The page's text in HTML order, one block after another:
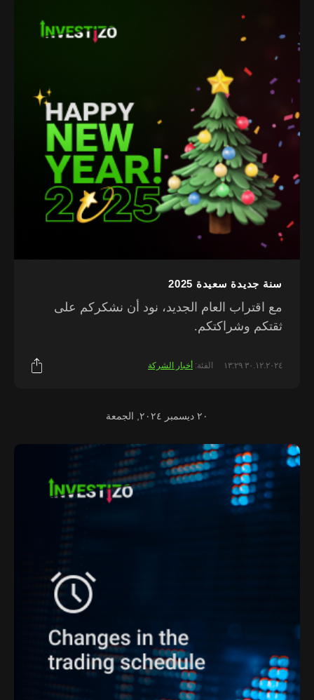
سنة جديدة سعيدة 2025
مع اقتراب العام الجديد، نود أن نشكركم على
ثقتكم وشراكتكم.
٣٠.١٢.٢٠٢٤ ١٣:٢٩ الفئة: أخبار الشركة
٢٠ ديسمبر ٢٠٢٤, الجمعة